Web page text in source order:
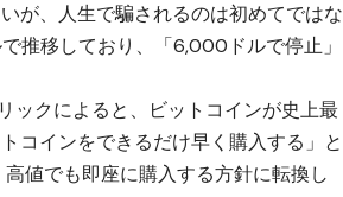
が、人生で騙されるのは初めてではな
推移しており、「6,000ドルで停止」
ックによると、ビットコインが史上最
コインをできるだけ早く購入する」と
値でも即座に購入する方針に転換し